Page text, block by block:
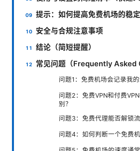
提示：如何提高免费机场的稳
安全与合规注意事项
结论（简短提醒）
常见问题（Frequently Asked
问题1：免费机场会记录我的
问题2：免费VPN和付费
别？
问题3：免费代理能否解锁流
问题4：如何判断一个免费